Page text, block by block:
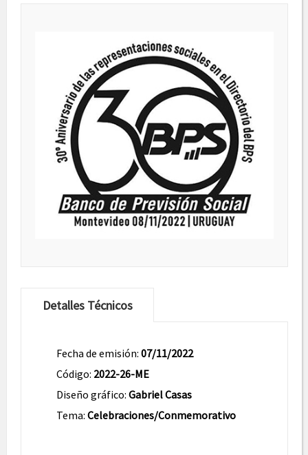
Detalles Técnicos
Fecha de emisión: 07/11/2022
Código: 2022-26-ME
Diseño gráfico: Gabriel Casas
Tema: Celebraciones/Conmemorativo